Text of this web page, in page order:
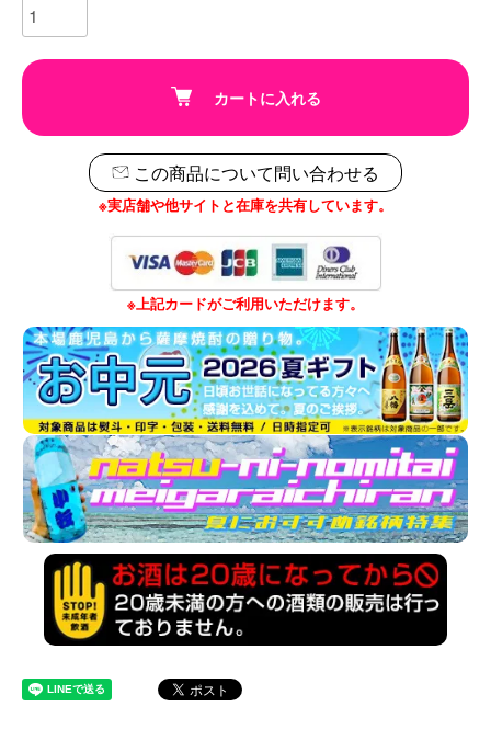
カートに入れる
この商品について問い合わせる
※実店舗や他サイトと在庫を共有しています。
※上記カードがご利用いただけます。